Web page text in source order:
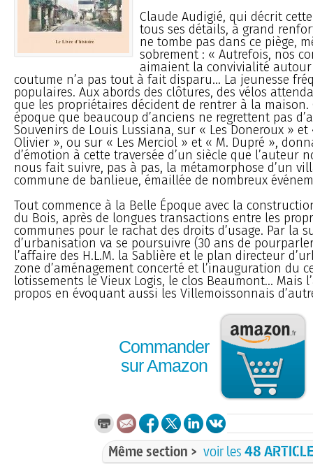
Claude Audigié, qui décrit
tous ses détails, à grand
ne tombe pas dans ce piège,
sobrement : « Autrefois, nos
aimaient la convivialité autour
coutume n’a pas tout à fait disparu... La jeunesse
populaires. Aux abords des clôtures, des vélos
que les propriétaires décident de rentrer à la maison.
époque que beaucoup d’anciens ne regrettent pas
Souvenirs de Louis Lussiana, sur « Les Doneroux »
Olivier », ou sur « Les Merciol » et « M. Dupré »,
d’émotion à cette traversée d’un siècle que l’auteur
nous fait suivre, pas à pas, la métamorphose d’un
commune de banlieue, émaillée de nombreux
Tout commence à la Belle Époque avec la
du Bois, après de longues transactions entre les
communes pour le rachat des droits d’usage. Par la
d’urbanisation va se poursuivre (30 ans de
l’affaire des H.L.M. la Sablière et le plan directeur
zone d’aménagement concerté et l’inauguration du
lotissements le Vieux Logis, le clos Beaumont... Mais
propos en évoquant aussi les Villemoissonnais
Commander
sur Amazon
Même section > voir les48